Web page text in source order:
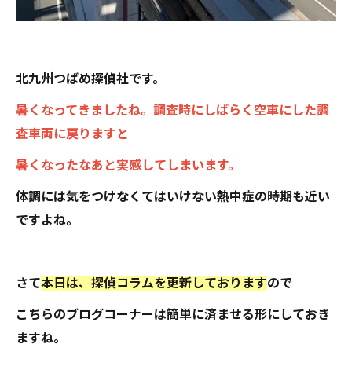
北九州つばめ探偵社です。
暑くなってきましたね。調査時にしばらく空車にした調
査車両に戻りますと
暑くなったなあと実感してしまいます。
体調には気をつけなくてはいけない熱中症の時期も近い
ですよね。
さて本日は、探偵コラムを更新しておりますので
こちらのブログコーナーは簡単に済ませる形にしておき
ますね。